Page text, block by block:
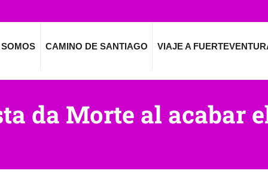
CAMINO DE SANTIAGO VIAJE A
da Morte al acabar